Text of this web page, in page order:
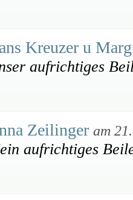
Kreuzer u
aufrichtiges
Zeilinger am
aufrichtiges